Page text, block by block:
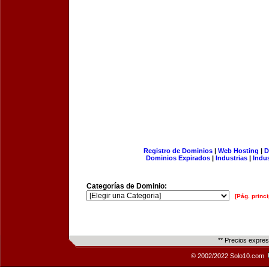
Registro de Dominios| Web Hosting |
Dominios Expirados | Industrias |
Categorías de Dominio:
[Pág.
** Precios
© 2002/2022 Solo10.com